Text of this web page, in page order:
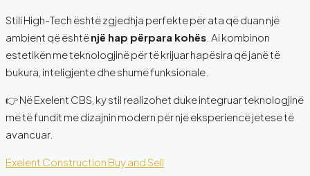
Stili High-Tech është zgjedhja perfekte për ata që duan një
ambient që ështënjë hap përpara kohës . Ai kombinon
estetikën me teknologjinë për të krijuar hapësira që janë të
bukura, inteligjente dhe shumë funksionale.
👉 Në Exelent CBS, ky stil realizohet duke integruar teknologjinë
më të fundit me dizajnin modern për një eksperiencë jetese të
avancuar.
Exelent Construction Buy and Sell